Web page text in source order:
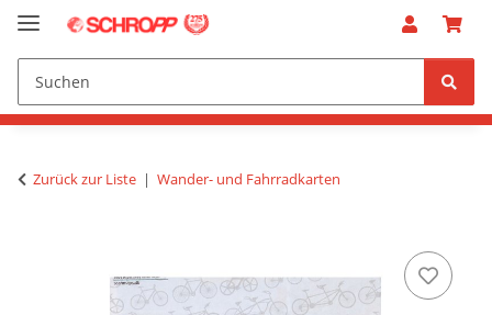
Zurück zur Liste Wander- und Fahrradkarten